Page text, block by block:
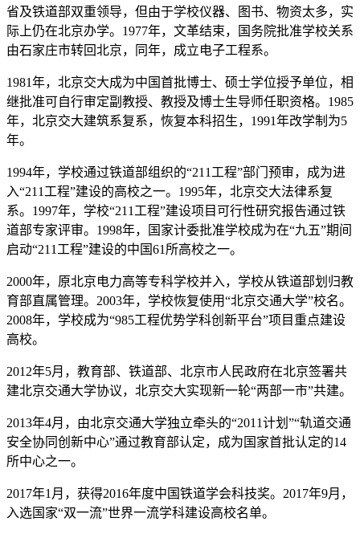
省及铁道部双重领导，但由于学校仪器、图书、物资太多，实
际上仍在北京办学。1977年，文革结束，国务院批准学校关系
由石家庄市转回北京，同年，成立电子工程系。
1981年，北京交大成为中国首批博士、硕士学位授予单位，相
继批准可自行审定副教授、教授及博士生导师任职资格。1985
年，北京交大建筑系复系，恢复本科招生，1991年改学制为5
年。
1994年，学校通过铁道部组织的“211工程”部门预审，成为进
入“211工程”建设的高校之一。1995年，北京交大法律系复
系。1997年，学校“211工程”建设项目可行性研究报告通过铁
道部专家评审。1998年，国家计委批准学校成为在“九五”期间
启动“211工程”建设的中国61所高校之一。
2000年，原北京电力高等专科学校并入，学校从铁道部划归教
育部直属管理。2003年，学校恢复使用“北京交通大学”校名。
2008年，学校成为“985工程优势学科创新平台”项目重点建设
高校。
2012年5月，教育部、铁道部、北京市人民政府在北京签署共
建北京交通大学协议，北京交大实现新一轮“两部一市”共建。
2013年4月，由北京交通大学独立牵头的“2011计划”“轨道交通
安全协同创新中心”通过教育部认定，成为国家首批认定的14
所中心之一。
2017年1月，获得2016年度中国铁道学会科技奖。2017年9月，
入选国家“双一流”世界一流学科建设高校名单。